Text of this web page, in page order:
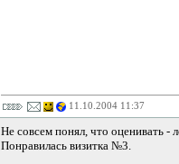
11.10.2004 11:37
Не совсем понял, что оценивать -
Понравилась визитка №3.